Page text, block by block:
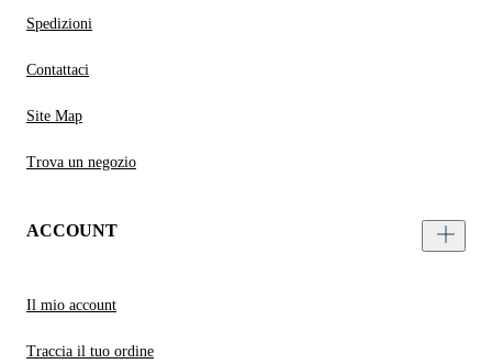
Spedizioni
Contattaci
Site Map
Trova un negozio
ACCOUNT
Il mio account
Traccia il tuo ordine